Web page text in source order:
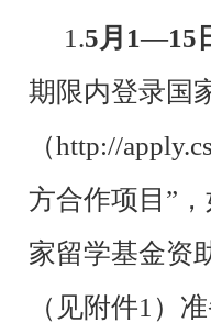
1.5月 1—15
期限内登录国
（http://
方合作项目”
家留学基金资
（见附件1 ）